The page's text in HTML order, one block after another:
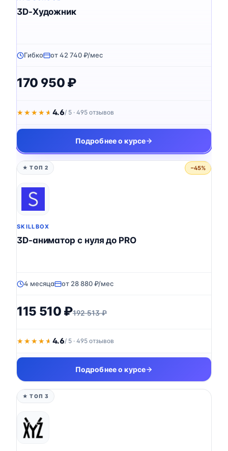
3D-Художник
Гибко от 42 740 ₽/мес
170 950 ₽
★★★★★
★★★★★ 4.6/ 5 · 495 отзывов
Подробнее о курсе
★ ТОП 2 −45%
SKILLBOX
3D-аниматор с нуля до PRO
4 месяца от 28 880 ₽/мес
115 510 ₽192 513 ₽
★★★★★
★★★★★ 4.6/ 5 · 495 отзывов
Подробнее о курсе
★ ТОП 3